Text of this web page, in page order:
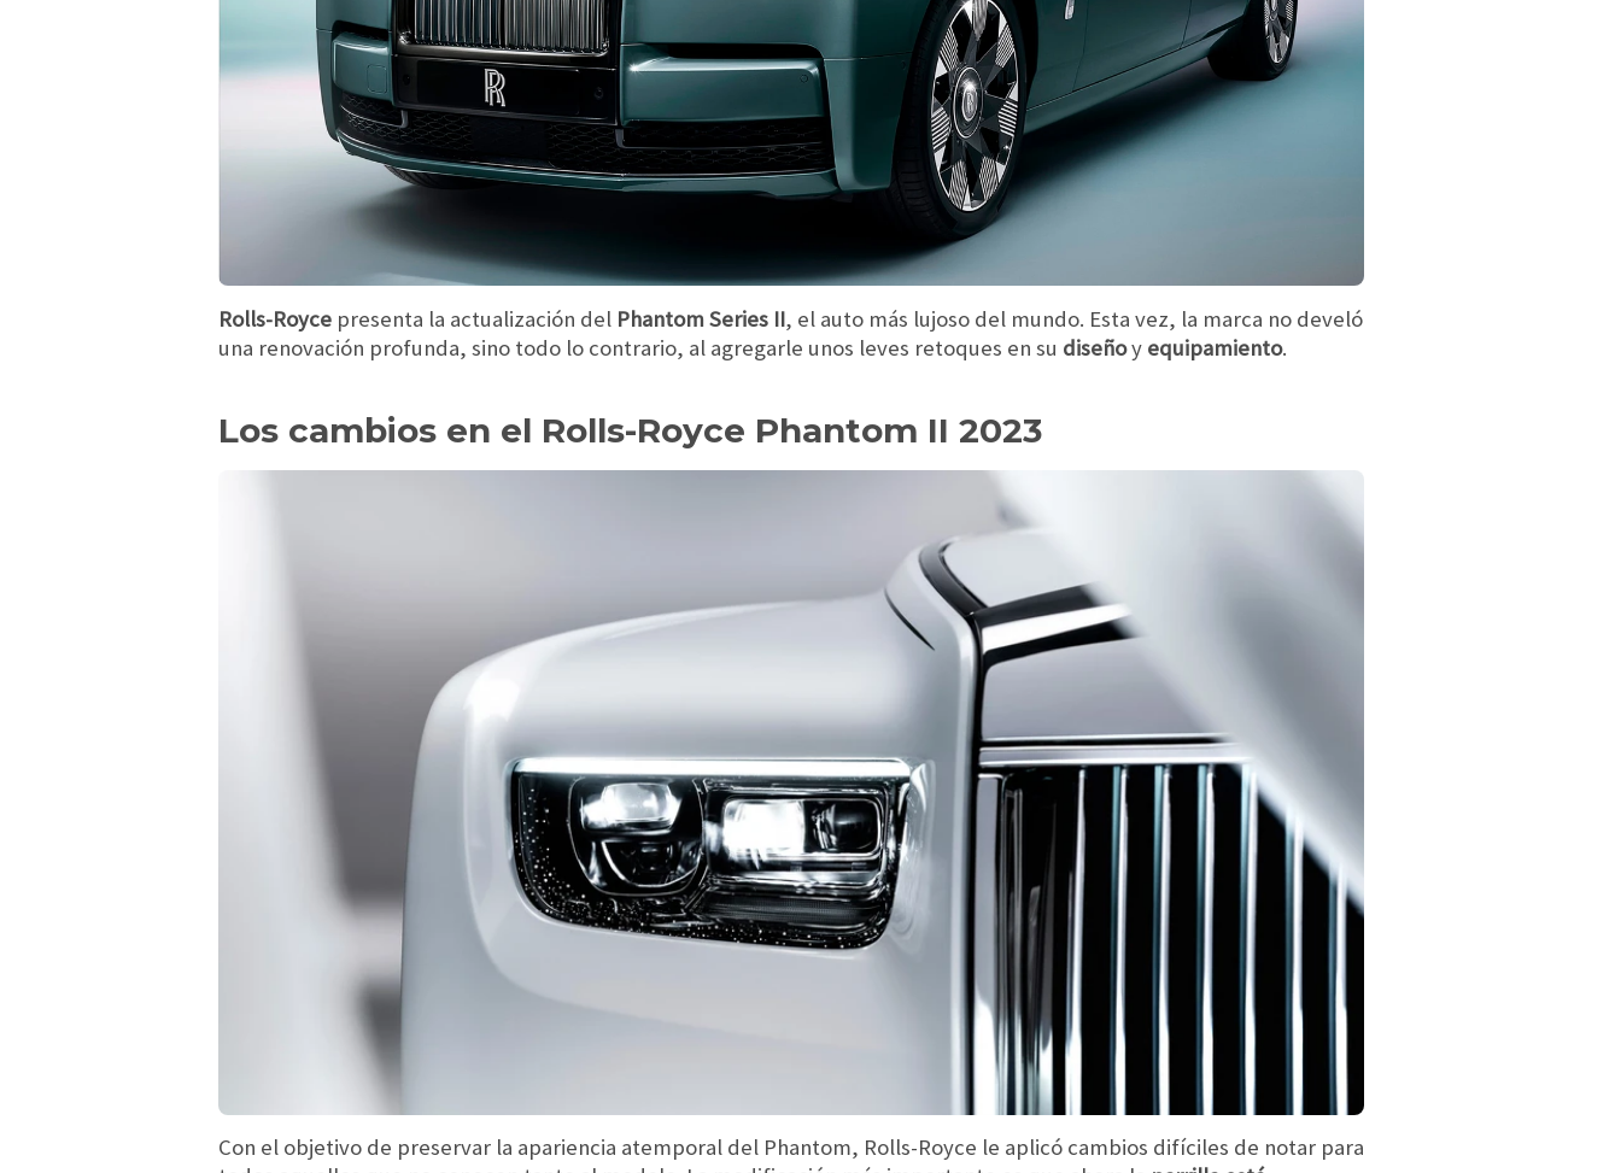
Rolls-Royce presenta la actualización del Phantom Series II, el auto más lujoso del mundo. Esta vez, la marca no develó
una renovación profunda, sino todo lo contrario, al agregarle unos leves retoques en su diseñoy equipamiento.
Los cambios en el Rolls-Royce Phantom II 2023
Con el objetivo de preservar la apariencia atemporal del Phantom, Rolls-Royce le aplicó cambios difíciles de notar para